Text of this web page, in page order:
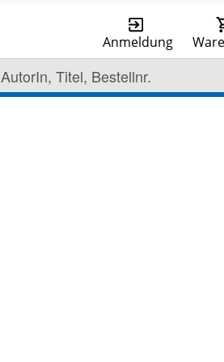
Anmeldung